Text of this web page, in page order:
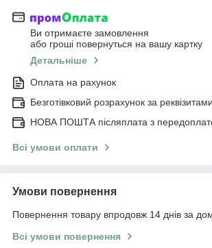
Ви отримаєте замовлення
або гроші повернуться на вашу картку
Детальніше
Оплата на рахунок
Безготівковий розрахунок за реквізитами
НОВА ПОШТА післяплата з
Всі умови оплати
Умови повернення
Повернення товару впродовж 14 днів за
Всі умови повернення